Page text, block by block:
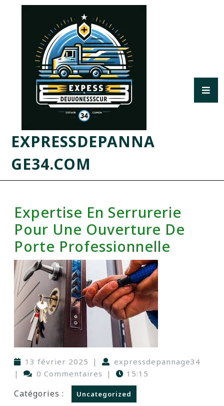
EXPRESSDEPANNA
GE34.COM
Expertise En Serrurerie
Pour Une Ouverture De
Porte Professionnelle
13 février 2025 |
expressdepannage34
|
0 Commentaires | 15:15
Catégories : Uncategorized